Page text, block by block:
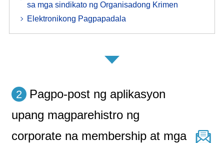
sa mga sindikato ng Organisadong Krimen
Elektronikong Pagpapadala
2
Pagpo-post ng aplikasyon
upang magparehistro ng
corporate na membership at mga